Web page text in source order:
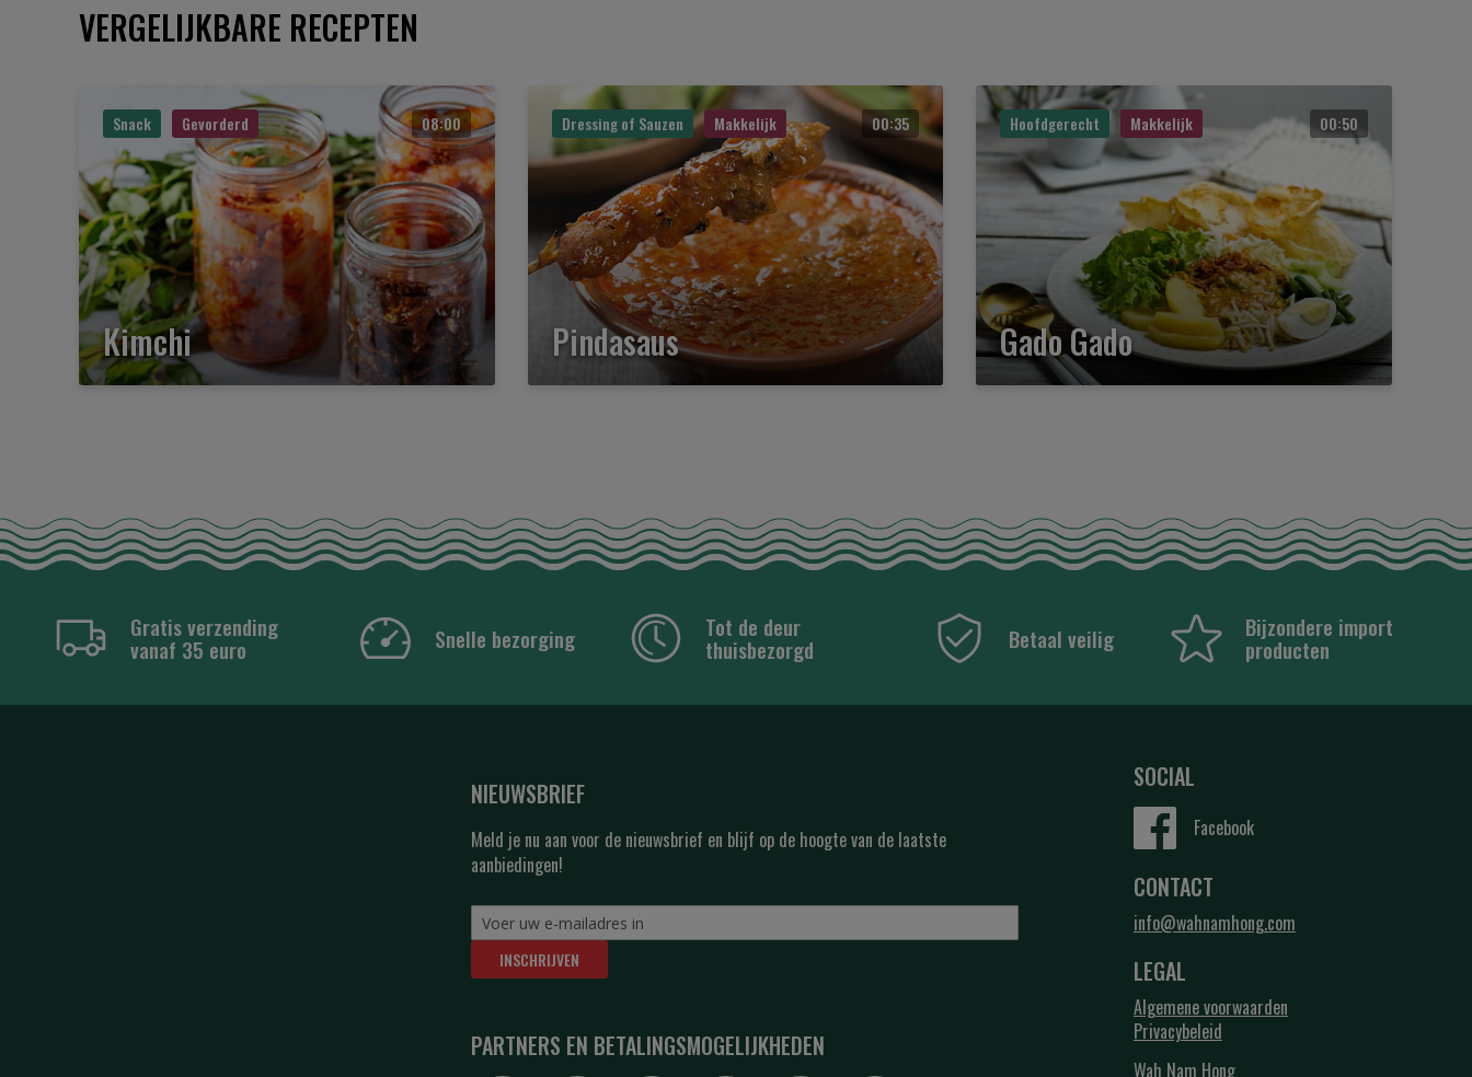
VERGELIJKBARE RECEPTEN
Snack Gevorderd 08:00
Kimchi
Dressing of Sauzen Makkelijk 00:35
Pindasaus
Hoofdgerecht Makkelijk 00:50
Gado Gado
Gratis verzending
vanaf 35 euro Snelle bezorging Tot de deur
thuisbezorgd Betaal veilig Bijzondere import
producten
NIEUWSBRIEF
Meld je nu aan voor de nieuwsbrief en blijf op de hoogte van de laatste
aanbiedingen!
INSCHRIJVEN
PARTNERS EN BETALINGSMOGELIJKHEDEN
SOCIAL
Facebook
CONTACT
info@wahnamhong.com
LEGAL
Algemene voorwaarden
Privacybeleid
Wah Nam Hong